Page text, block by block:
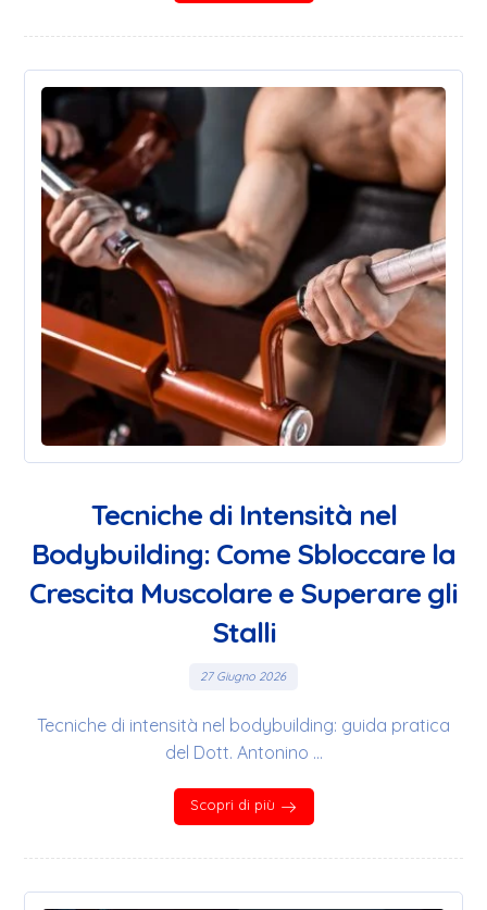
Tecniche di Intensità nel
Bodybuilding: Come Sbloccare la
Crescita Muscolare e Superare gli
Stalli
27 Giugno 2026
Tecniche di intensità nel bodybuilding: guida pratica
del Dott. Antonino ...
Scopri di più